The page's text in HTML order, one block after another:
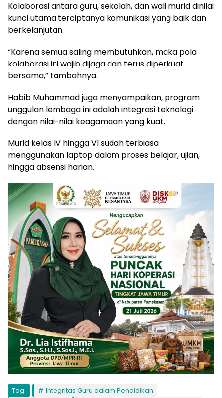
Kolaborasi antara guru, sekolah, dan wali murid dinilai
kunci utama terciptanya komunikasi yang baik dan
berkelanjutan.
“Karena semua saling membutuhkan, maka pola
kolaborasi ini wajib dijaga dan terus diperkuat
bersama,” tambahnya.
Habib Muhammad juga menyampaikan, program
unggulan lembaga ini adalah integrasi teknologi
dengan nilai-nilai keagamaan yang kuat.
Murid kelas IV hingga VI sudah terbiasa
menggunakan laptop dalam proses belajar, ujian,
hingga absensi harian.
Tag:
Integritas Guru dalam Pendidikan